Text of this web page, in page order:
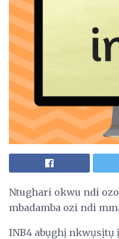
Ntughari okwu ndi
mbadamba ozi ndi
INB4 abụghị nkwụsịtụ